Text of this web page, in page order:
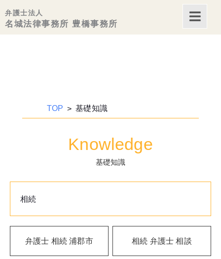
内弁護士法人
名城法律事務所 豊橋事務所
TOP 基礎知識
Knowledge
基礎知識
相続
弁護士 相続 浦郡市 相続 弁護士 相談